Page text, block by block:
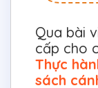
Qua bài
cấp cho
Thực
sách